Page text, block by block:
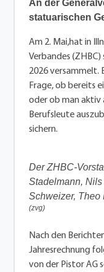
An der
statuarischen
Am 2. Mai,hat in
Verbandes
2026 versammelt.
Frage, ob bereits
oder ob man aktiv
Berufsleute
sichern.
Der ZHBC-
Stadelmann,
Schweizer, Theo
(zvg)
Nach den
Jahresrechnung
von der Pistor AG